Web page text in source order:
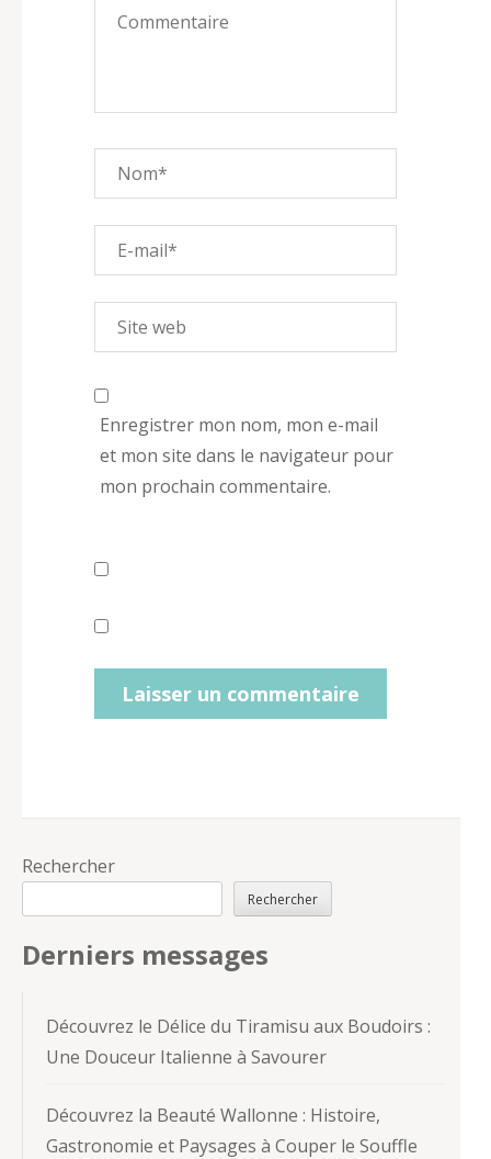
Enregistrer mon nom, mon e-mail
et mon site dans le navigateur pour
mon prochain commentaire.
Rechercher
Rechercher
Derniers messages
Découvrez le Délice du Tiramisu aux Boudoirs :
Une Douceur Italienne à Savourer
Découvrez la Beauté Wallonne : Histoire,
Gastronomie et Paysages à Couper le Souffle